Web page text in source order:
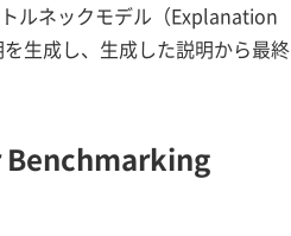
ルネックモデル（Explanation
生成し、生成した説明から最終
Benchmarking